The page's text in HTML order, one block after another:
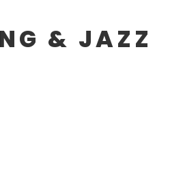
& JAZZ